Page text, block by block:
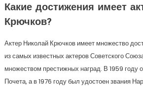
Какие достижения имеет
Крючков?
Актер Николай Крючков имеет множество
из самых известных актеров Советского
множеством престижных наград. В 1959 году
Почета, а в 1976 году был удостоен звания